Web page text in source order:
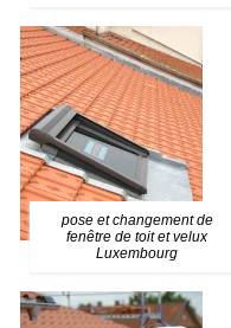
pose et changement de
fenêtre de toit et velux
Luxembourg